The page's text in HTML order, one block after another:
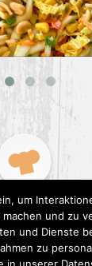
Chinakohl-Salat
um
und zu
und Dienste
zu